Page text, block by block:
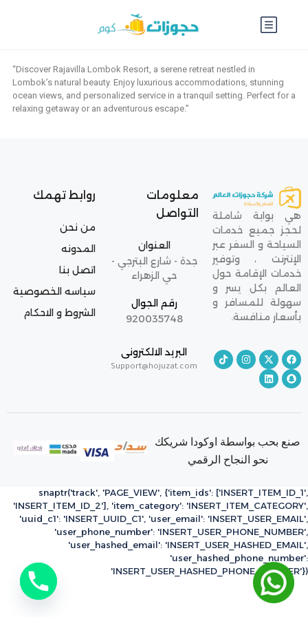
“Discover Rajavilla Lombok Resort, a serene retreat nestled in
Lombok’s natural beauty. Enjoy luxurious accommodations, stunning
ocean views, and personalized service in a tranquil setting. Perfect for a
relaxing getaway or an adventurous escape.”
هي بوابة شاملة
لحجز جميع خدمات
السياحة و السفر عبر
الإنترنت ، وتوفير
خدمات الإقامة حول
العالم بكل يسر و
سهولة للمسافر و
بأسعار منافسة.
معلومات
التواصل
العنوان
جدة - شارع البترجي -
حي الزهراء
رقم الجوال
920035748
البريد الالكترونى
Support@hojuzat.com
روابط تهمك
من نحن
المدونه
اتصل بنا
سياسه الخصوصية
الشروط و الاحكام
صنع بحب بواسطة اوكودا شريكك
نحو النجاح الرقمي
snaptr('track', 'PAGE_VIEW', {'item_ids': ['INSERT_ITEM_ID_1',
'INSERT_ITEM_ID_2'], 'item_category': 'INSERT_ITEM_CATEGORY',
'uuid_c1': 'INSERT_UUID_C1', 'user_email': 'INSERT_USER_EMAIL',
'user_phone_number': 'INSERT_USER_PHONE_NUMBER',
'user_hashed_email': 'INSERT_USER_HASHED_EMAIL',
'user_hashed_phone_number':
'INSERT_USER_HASHED_PHONE_NUMBER'})